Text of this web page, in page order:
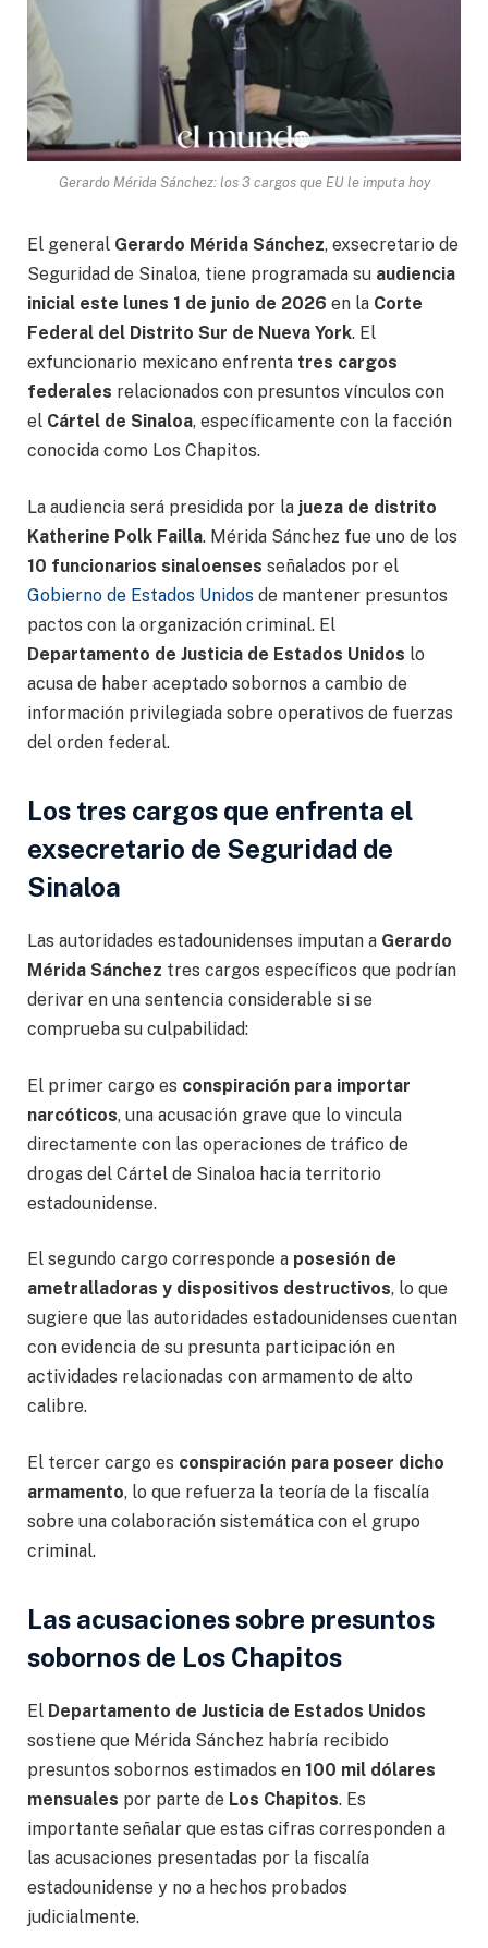
Gerardo Mérida Sánchez: los 3 cargos que EU le imputa hoy
El general Gerardo Mérida Sánchez, exsecretario de
Seguridad de Sinaloa, tiene programada su audiencia
inicial este lunes 1 de junio de 2026 en la Corte
Federal del Distrito Sur de Nueva York. El
exfuncionario mexicano enfrenta tres cargos
federales relacionados con presuntos vínculos con
el Cártel de Sinaloa, específicamente con la facción
conocida como Los Chapitos.
La audiencia será presidida por la jueza de distrito
Katherine Polk Failla. Mérida Sánchez fue uno de los
10 funcionarios sinaloenses señalados por el
Gobierno de Estados Unidos de mantener presuntos
pactos con la organización criminal. El
Departamento de Justicia de Estados Unidos lo
acusa de haber aceptado sobornos a cambio de
información privilegiada sobre operativos de fuerzas
del orden federal.
Los tres cargos que enfrenta el
exsecretario de Seguridad de
Sinaloa
Las autoridades estadounidenses imputan a Gerardo
Mérida Sánchez tres cargos específicos que podrían
derivar en una sentencia considerable si se
comprueba su culpabilidad:
El primer cargo es conspiración para importar
narcóticos, una acusación grave que lo vincula
directamente con las operaciones de tráfico de
drogas del Cártel de Sinaloa hacia territorio
estadounidense.
El segundo cargo corresponde a posesión de
ametralladoras y dispositivos destructivos, lo que
sugiere que las autoridades estadounidenses cuentan
con evidencia de su presunta participación en
actividades relacionadas con armamento de alto
calibre.
El tercer cargo es conspiración para poseer dicho
armamento, lo que refuerza la teoría de la fiscalía
sobre una colaboración sistemática con el grupo
criminal.
Las acusaciones sobre presuntos
sobornos de Los Chapitos
El Departamento de Justicia de Estados Unidos
sostiene que Mérida Sánchez habría recibido
presuntos sobornos estimados en 100 mil dólares
mensuales por parte de Los Chapitos. Es
importante señalar que estas cifras corresponden a
las acusaciones presentadas por la fiscalía
estadounidense y no a hechos probados
judicialmente.